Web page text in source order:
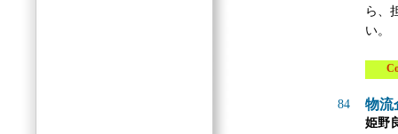
ら、
い。
84 物流
姫野